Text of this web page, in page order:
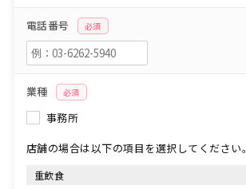
電話番号 必須
業種 必須
事務所
店舗の場合は以下の項目を選択してください。
重飲食